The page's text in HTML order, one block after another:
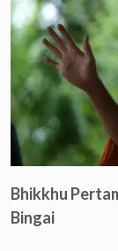
Bhikkhu
Bingai